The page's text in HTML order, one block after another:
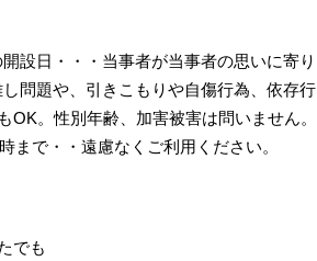
設日・・・当事者が当事者の思いに寄り
問題や、引きこもりや自傷行為、依存行
。性別年齢、加害被害は問いません。
まで・・遠慮なくご利用ください。
でも